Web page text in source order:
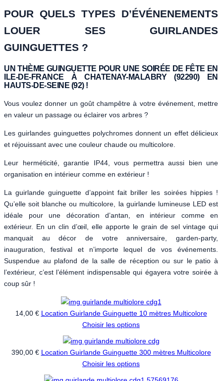
POUR QUELS TYPES D’ÉVÉNENEMENTS
LOUER SES GUIRLANDES
GUINGUETTES ?
UN THÈME GUINGUETTE POUR UNE SOIRÉE DE FÊTE EN
ILE-DE-FRANCE À CHATENAY-MALABRY (92290) EN
HAUTS-DE-SEINE (92) !
Vous voulez donner un goût champêtre à votre événement, mettre
en valeur un passage ou éclairer vos arbres ?
Les guirlandes guinguettes polychromes donnent un effet délicieux
et réjouissant avec une couleur chaude ou multicolore.
Leur herméticité, garantie IP44, vous permettra aussi bien une
organisation en intérieur comme en extérieur !
La guirlande guinguette d’appoint fait briller les soirées hippies !
Qu’elle soit blanche ou multicolore, la guirlande lumineuse LED est
idéale pour une décoration d’antan, en intérieur comme en
extérieur. En un clin d’œil, elle apporte le grain de sel vintage qui
manquait au décor de votre anniversaire, garden-party,
inauguration, festival et n’importe lequel de vos événements.
Suspendue au plafond de la salle de réception ou sur le patio à
l’extérieur, c’est l’élément indispensable qui égayera votre soirée à
coup sûr !
14,00 € Location Guirlande Guinguette 10 mètres Multicolore
Choisir les options
390,00 € Location Guirlande Guinguette 300 mètres Multicolore
Choisir les options